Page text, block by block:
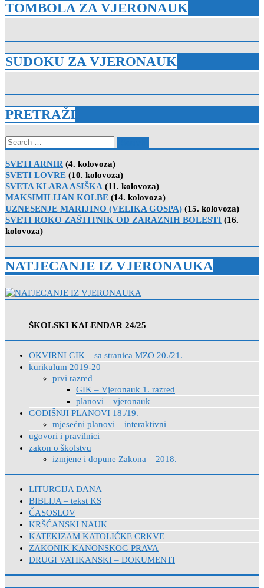
TOMBOLA ZA VJERONAUK
SUDOKU ZA VJERONAUK
PRETRAŽI
Search
for:
SVETI ARNIR (4. kolovoza)
SVETI LOVRE (10. kolovoza)
SVETA KLARA ASIŠKA (11. kolovoza)
MAKSIMILIJAN KOLBE (14. kolovoza)
UZNESENJE MARIJINO (VELIKA GOSPA) (15. kolovoza)
SVETI ROKO ZAŠTITNIK OD ZARAZNIH BOLESTI (16.
kolovoza)
NATJECANJE IZ VJERONAUKA
ŠKOLSKI KALENDAR 24/25
OKVIRNI GIK – sa stranica MZO 20./21.
kurikulum 2019-20
prvi razred
GIK – Vjeronauk 1. razred
planovi – vjeronauk
GODIŠNJI PLANOVI 18./19.
mjesečni planovi – interaktivni
ugovori i pravilnici
zakon o školstvu
izmjene i dopune Zakona – 2018.
LITURGIJA DANA
BIBLIJA – tekst KS
ČASOSLOV
KRŠĆANSKI NAUK
KATEKIZAM KATOLIČKE CRKVE
ZAKONIK KANONSKOG PRAVA
DRUGI VATIKANSKI – DOKUMENTI